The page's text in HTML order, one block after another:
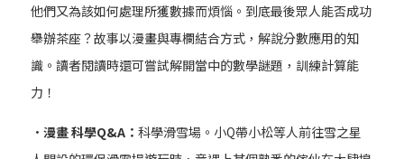
他們又為該如何處理所獲數據而煩惱。到底最後眾人能否成功
舉辦茶座？故事以漫畫與專欄結合方式，解說分數應用的知
識。讀者閱讀時還可嘗試解開當中的數學謎題，訓練計算能
力！
．漫畫 科學Q&A： 科學滑雪場。小Q帶小松等人前往雪之星